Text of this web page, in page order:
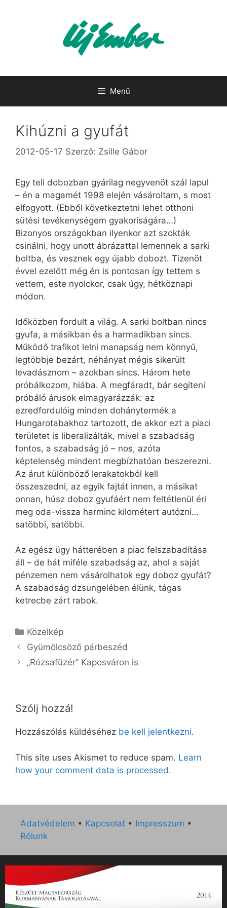
Menü
Kihúzni a gyufát
2012-05-17 Szerző: Zsille Gábor
Egy teli dobozban gyárilag negyvenöt szál lapul
– én a magamét 1998 elején vásároltam, s most
elfogyott. (Ebből következtetni lehet otthoni
sütési tevékenységem gyakoriságára…)
Bizonyos országokban ilyenkor azt szokták
csinálni, hogy unott ábrázattal lemennek a sarki
boltba, és vesznek egy újabb dobozt. Tizenöt
évvel ezelőtt még én is pontosan így tettem s
vettem, este nyolckor, csak úgy, hétköznapi
módon.
Időközben fordult a világ. A sarki boltban nincs
gyufa, a másikban és a harmadikban sincs.
Működő trafikot lelni manapság nem könnyű,
legtöbbje bezárt, néhányat mégis sikerült
levadásznom – azokban sincs. Három hete
próbálkozom, hiába. A megfáradt, bár segíteni
próbáló árusok elmagyarázzák: az
ezredfordulóig minden dohánytermék a
Hungarotabakhoz tartozott, de akkor ezt a piaci
területet is liberalizálták, mivel a szabadság
fontos, a szabadság jó – nos, azóta
képtelenség mindent megbízhatóan beszerezni.
Az árut különböző lerakatokból kell
összeszedni, az egyik fajtát innen, a másikat
onnan, húsz doboz gyufáért nem feltétlenül éri
meg oda-vissza harminc kilométert autózni…
satöbbi, satöbbi.
Az egész ügy hátterében a piac felszabadítása
áll – de hát miféle szabadság az, ahol a saját
pénzemen nem vásárolhatok egy doboz gyufát?
A szabadság dzsungelében élünk, tágas
ketrecbe zárt rabok.
Kategória
Közelkép
Gyümölcsöző párbeszéd
„Rózsafüzér” Kaposváron is
Szólj hozzá!
Hozzászólás küldéséhez be kell jelentkezni.
This site uses Akismet to reduce spam. Learn
how your comment data is processed.
Adatvédelem • Kapcsolat • Impresszum •
Rólunk